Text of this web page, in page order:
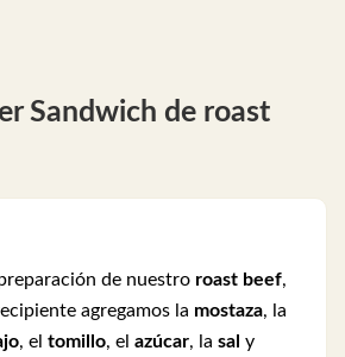
Sandwich de roast
de nuestro roast beef,
agregamos la mostaza, la
, el tomillo, el azúcar, la sal y